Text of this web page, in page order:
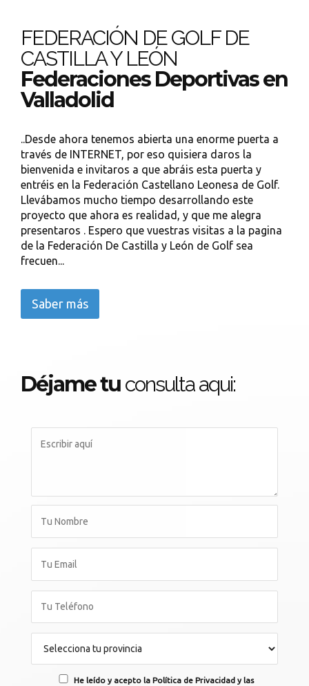
FEDERACIÓN DE GOLF DE
CASTILLA Y LEÓN
Federaciones Deportivas en
Valladolid
..Desde ahora tenemos abierta una enorme puerta a
través de INTERNET, por eso quisiera daros la
bienvenida e invitaros a que abráis esta puerta y
entréis en la Federación Castellano Leonesa de Golf.
Llevábamos mucho tiempo desarrollando este
proyecto que ahora es realidad, y que me alegra
presentaros . Espero que vuestras visitas a la pagina
de la Federación De Castilla y León de Golf sea
frecuen...
Saber más
Déjame tu consulta aqui:
He leído y acepto la Política de Privacidad y las